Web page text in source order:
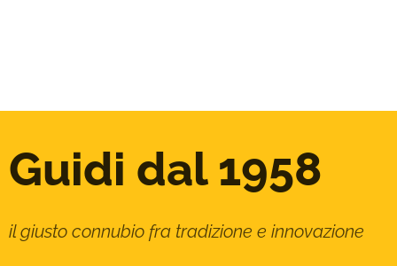
Guidi dal 1958
il giusto connubio fra tradizione e innovazione